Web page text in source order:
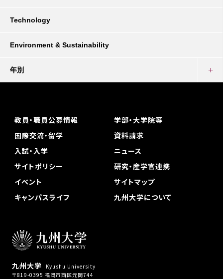
Technology
Environment & Sustainability
年別
九州大学
Kyushu University
〒819-0395 福岡市西区元岡744
教員・職員公募情報
学部・大学院等
国際交流・留学
資料請求
入試・入学
ニュース
サイトポリシー
研究・産学官連携
イベント
サイトマップ
キャンパスライフ
九州大学について